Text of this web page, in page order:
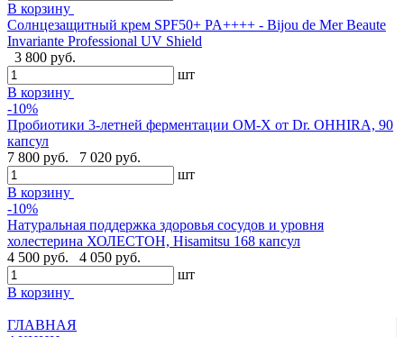
В корзину
Cолнцезащитный крем SPF50+ PA++++ - Bijou de Mer Beaute
Invariante Professional UV Shield
3 800 руб.
шт
В корзину
-10%
Пробиотики 3-летней ферментации OM-X от Dr. OHHIRA, 90
капсул
7 800 руб.
7 020 руб.
шт
В корзину
-10%
Натуральная поддержка здоровья сосудов и уровня
холестерина ХОЛЕСТОН, Hisamitsu 168 капсул
4 500 руб.
4 050 руб.
шт
В корзину
ГЛАВНАЯ